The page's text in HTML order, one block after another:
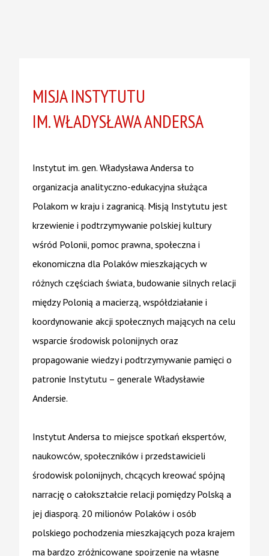
MISJA INSTYTUTU
IM. WŁADYSŁAWA ANDERSA
Instytut im. gen. Władysława Andersa to
organizacja analityczno-edukacyjna służąca
Polakom w kraju i zagranicą. Misją Instytutu jest
krzewienie i podtrzymywanie polskiej kultury
wśród Polonii, pomoc prawna, społeczna i
ekonomiczna dla Polaków mieszkających w
różnych częściach świata, budowanie silnych relacji
między Polonią a macierzą, współdziałanie i
koordynowanie akcji społecznych mających na celu
wsparcie środowisk polonijnych oraz
propagowanie wiedzy i podtrzymywanie pamięci o
patronie Instytutu – generale Władysławie
Andersie.
Instytut Andersa to miejsce spotkań ekspertów,
naukowców, społeczników i przedstawicieli
środowisk polonijnych, chcących kreować spójną
narrację o całokształcie relacji pomiędzy Polską a
jej diasporą. 20 milionów Polaków i osób
polskiego pochodzenia mieszkających poza krajem
ma bardzo zróżnicowane spojrzenie na własne